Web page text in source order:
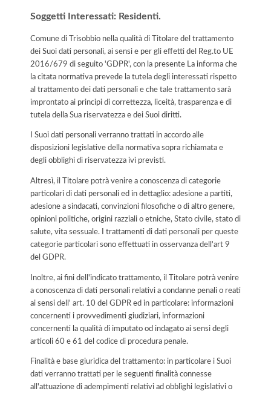
Soggetti Interessati: Residenti.
Comune di Trisobbio nella qualità di Titolare del trattamento
dei Suoi dati personali, ai sensi e per gli effetti del Reg.to UE
2016/679 di seguito 'GDPR', con la presente La informa che
la citata normativa prevede la tutela degli interessati rispetto
al trattamento dei dati personali e che tale trattamento sarà
improntato ai principi di correttezza, liceità, trasparenza e di
tutela della Sua riservatezza e dei Suoi diritti.
I Suoi dati personali verranno trattati in accordo alle
disposizioni legislative della normativa sopra richiamata e
degli obblighi di riservatezza ivi previsti.
Altresì, il Titolare potrà venire a conoscenza di categorie
particolari di dati personali ed in dettaglio: adesione a partiti,
adesione a sindacati, convinzioni filosofiche o di altro genere,
opinioni politiche, origini razziali o etniche, Stato civile, stato di
salute, vita sessuale. I trattamenti di dati personali per queste
categorie particolari sono effettuati in osservanza dell'art 9
del GDPR.
Inoltre, ai fini dell'indicato trattamento, il Titolare potrà venire
a conoscenza di dati personali relativi a condanne penali o reati
ai sensi dell' art. 10 del GDPR ed in particolare: informazioni
concernenti i provvedimenti giudiziari, informazioni
concernenti la qualità di imputato od indagato ai sensi degli
articoli 60 e 61 del codice di procedura penale.
Finalità e base giuridica del trattamento: in particolare i Suoi
dati verranno trattati per le seguenti finalità connesse
all'attuazione di adempimenti relativi ad obblighi legislativi o